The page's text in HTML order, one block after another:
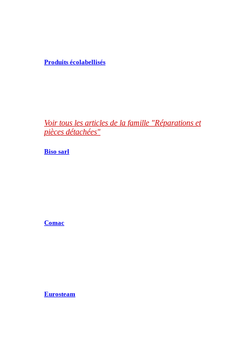
Produits écolabellisés
Voir tous les articles de la famille "Réparations et
pièces détachées"
Biso sarl
Comac
Eurosteam